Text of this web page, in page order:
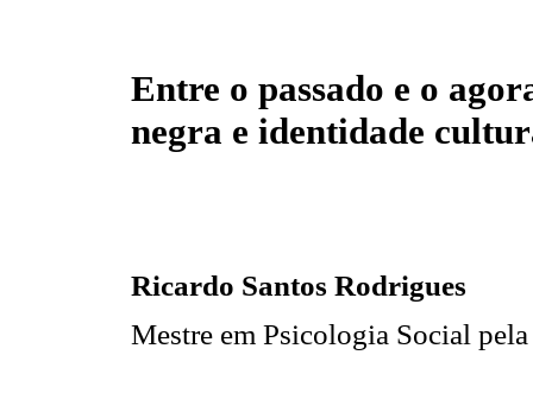
Entre o passado e o
negra e identidade
Ricardo Santos Rodrigues
Mestre em Psicologia Social